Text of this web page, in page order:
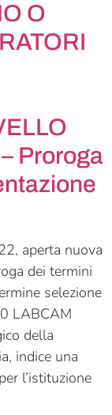
O
Proroga
aperta nuova
dei termini
selezione
LABCAM
della
indice una
l’istituzione